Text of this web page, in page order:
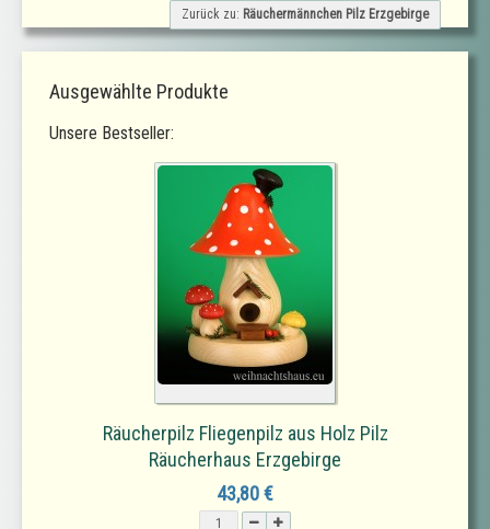
Zurück zu: Räuchermännchen Pilz Erzgebirge
Ausgewählte Produkte
Unsere Bestseller:
Räucherpilz Fliegenpilz aus Holz Pilz
Räucherhaus Erzgebirge
43,80 €